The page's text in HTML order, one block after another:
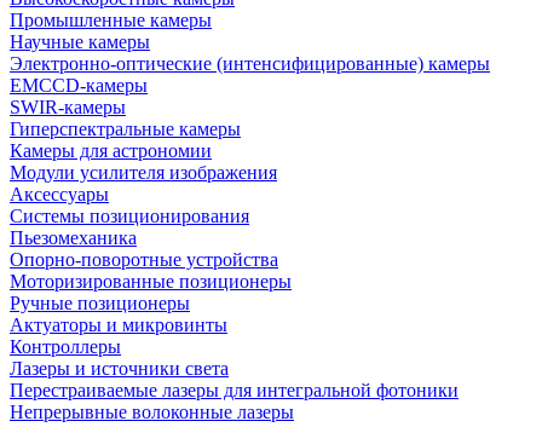
Промышленные камеры
Научные камеры
Электронно-оптические (интенсифицированные) камеры
EMCCD-камеры
SWIR-камеры
Гиперспектральные камеры
Камеры для астрономии
Модули усилителя изображения
Аксессуары
Системы позиционирования
Пьезомеханика
Опорно-поворотные устройства
Моторизированные позиционеры
Ручные позиционеры
Актуаторы и микровинты
Контроллеры
Лазеры и источники света
Перестраиваемые лазеры для интегральной фотоники
Непрерывные волоконные лазеры